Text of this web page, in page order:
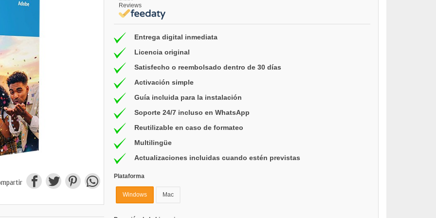
Reviews
Entrega digital inmediata
Licencia original
Satisfecho o reembolsado dentro de 30 días
Activación simple
Guía incluida para la instalación
Soporte 24/7 incluso en WhatsApp
Reutilizable en caso de formateo
Multilingüe
Actualizaciones incluidas cuando estén previstas
Plataforma
Windows Mac